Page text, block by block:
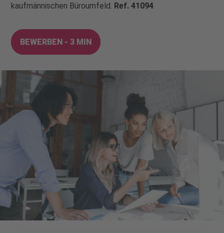
kaufmännischen Büroumfeld. Ref. 41094
BEWERBEN - 3 MIN